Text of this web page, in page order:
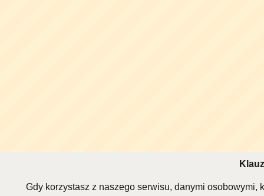
Gdy korzystasz z naszego serwisu, danymi osobowymi,